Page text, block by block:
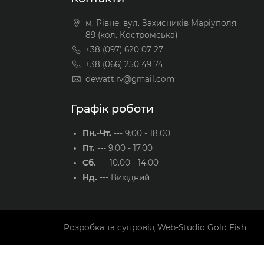
м. Рівне, вул. Захисників Маріуполя,
89 (кол. Костромська)
+38 (097) 620 07 27
+38 (066) 250 49 74
dewatt.rv@gmail.com
Графік роботи
Пн.-Чт. --- 9.00 - 18.00
Пт. --- 9.00 - 17.00
Сб. --- 10.00 - 14.00
Нд. --- Вихідний
Розробка та супровід Web-Studio Gold Fish